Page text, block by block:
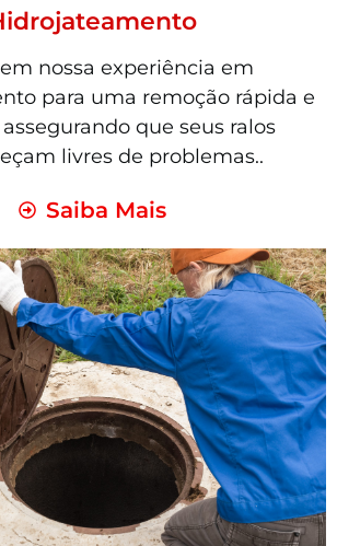
nossa experiência em
para uma remoção rápida e
que seus ralos
livres de problemas..
Saiba Mais